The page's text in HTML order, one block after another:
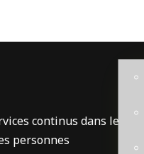
continus dans le
personnes